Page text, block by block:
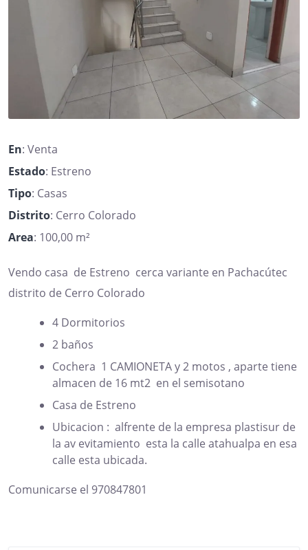
En: Venta
Estado: Estreno
Tipo: Casas
Distrito: Cerro Colorado
Area: 100,00 m²
Vendo casa de Estreno cerca variante en Pachacútec
distrito de Cerro Colorado
4 Dormitorios
2 baños
Cochera 1 CAMIONETA y 2 motos , aparte tiene
almacen de 16 mt2 en el semisotano
Casa de Estreno
Ubicacion : alfrente de la empresa plastisur de
la av evitamiento esta la calle atahualpa en esa
calle esta ubicada.
Comunicarse el 970847801